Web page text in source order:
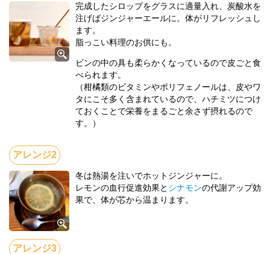
完成したシロップをグラスに適量入れ、炭酸水を
注げばジンジャーエールに。体がリフレッシュし
ます。
脂っこい料理のお供にも。
ビンの中の具も柔らかくなっているので皮ごと食
べられます。
（柑橘類のビタミンやポリフェノールは、皮やワ
タにこそ多く含まれているので、ハチミツにつけ
ておくことで栄養をまるごと余さず摂れるので
す。）
冬は熱湯を注いでホットジンジャーに。
レモンの血行促進効果と シナモンの代謝アップ効
果で、体が芯から温まります。